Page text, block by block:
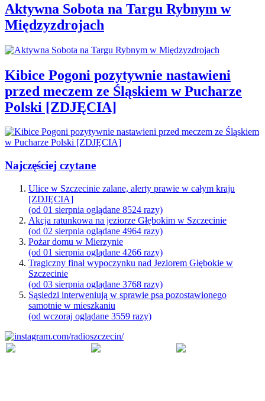
Aktywna Sobota na Targu Rybnym w
Międzyzdrojach
Kibice Pogoni pozytywnie nastawieni
przed meczem ze Śląskiem w Pucharze
Polski [ZDJĘCIA]
Najczęściej czytane
Ulice w Szczecinie zalane, alerty prawie w całym kraju
[ZDJĘCIA]
(od 01 sierpnia oglądane 8524 razy)
Akcja ratunkowa na jeziorze Głębokim w Szczecinie
(od 02 sierpnia oglądane 4964 razy)
Pożar domu w Mierzynie
(od 01 sierpnia oglądane 4266 razy)
Tragiczny finał wypoczynku nad Jeziorem Głębokie w
Szczecinie
(od 03 sierpnia oglądane 3768 razy)
Sąsiedzi interweniują w sprawie psa pozostawionego
samotnie w mieszkaniu
(od wczoraj oglądane 3559 razy)